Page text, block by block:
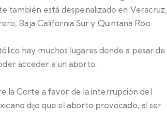
también está despenalizado en Veracruz,
Baja California Sur y Quintana Roo.
hay muchos lugares donde a pesar de
acceder a un aborto.
la Corte a favor de la interrupción del
dijo que el aborto provocado, al ser